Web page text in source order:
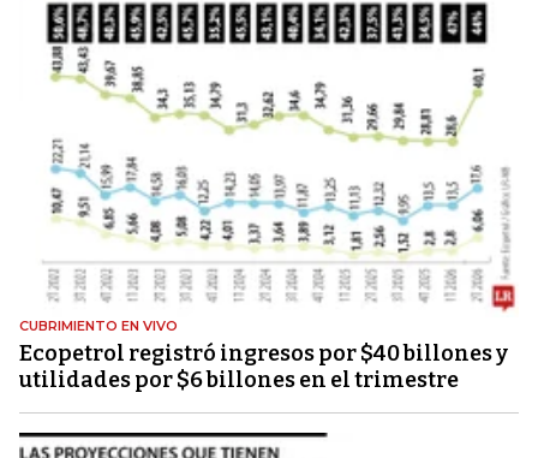
CUBRIMIENTO EN VIVO
Ecopetrol registró ingresos por $40 billones y
utilidades por $6 billones en el trimestre